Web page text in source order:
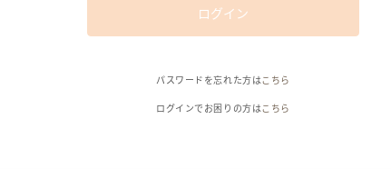
ログイン
パスワードを忘れた方はこちら
ログインでお困りの方はこちら